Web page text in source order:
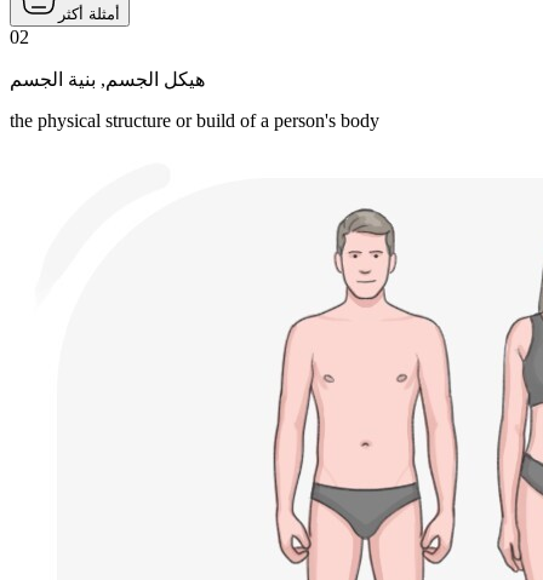
أمثلة أكثر
02
هيكل الجسم, بنية الجسم
the physical structure or build of a person's body